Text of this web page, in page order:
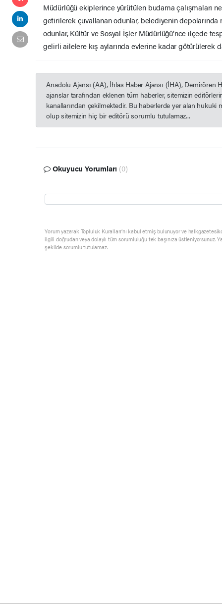
Müdürlüğü ekiplerince yürütülen budama çalışmaları
getirilerek çuvallanan odunlar, belediyenin depolarında
odunlar, Kültür ve Sosyal İşler Müdürlüğü’nce ilçede
gelirli ailelere kış aylarında evlerine kadar götürülerek
Anadolu Ajansı (AA), İhlas Haber Ajansı (İHA), Demirören
ajanslar tarafından eklenen tüm haberler, sitemizin
kanallarından çekilmektedir. Bu haberlerde yer alan hukuki
olup sitemizin hiç bir editörü sorumlu tutulamaz...
Okuyucu Yorumları (0)
Yorum yazarak Topluluk Kuralları’nı kabul etmiş bulunuyor ve
ilgili doğrudan veya dolaylı tüm sorumluluğu tek başınıza üstleniyorsunuz.
şekilde sorumlu tutulamaz.